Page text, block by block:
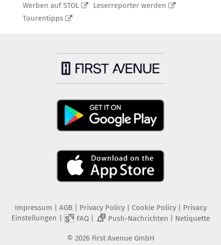
Werben auf STOL
Leserreporter werden
Tourentipps
Impressum | AGB | Privacy Policy| Cookie Policy| Privacy
Einstellungen | FAQ| 2 Push-Nachrichten | Netiquette
© 2026 First Avenue GmbH